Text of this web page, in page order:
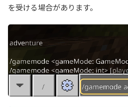
を受ける場合があります。